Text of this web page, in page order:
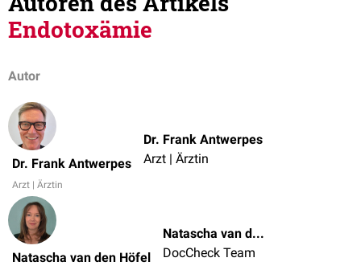
Endotoxämie
Autor
Dr. Frank Antwerpes
Arzt | Ärztin
Dr. Frank Antwerpes
Arzt | Ärztin
Natascha van den Höfel
Natascha van den Höfel
DocCheck Team